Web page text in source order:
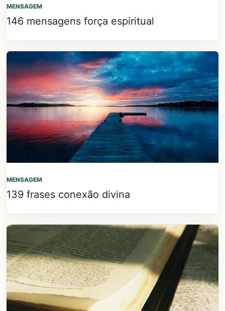
MENSAGEM
146 mensagens força espiritual
MENSAGEM
139 frases conexão divina